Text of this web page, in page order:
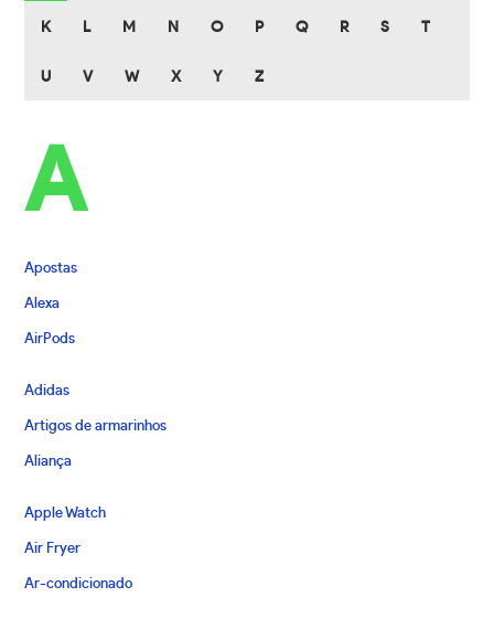
K L M N O P Q R S T
U V W X Y Z
A
Apostas
Alexa
AirPods
Adidas
Artigos de armarinhos
Aliança
Apple Watch
Air Fryer
Ar-condicionado